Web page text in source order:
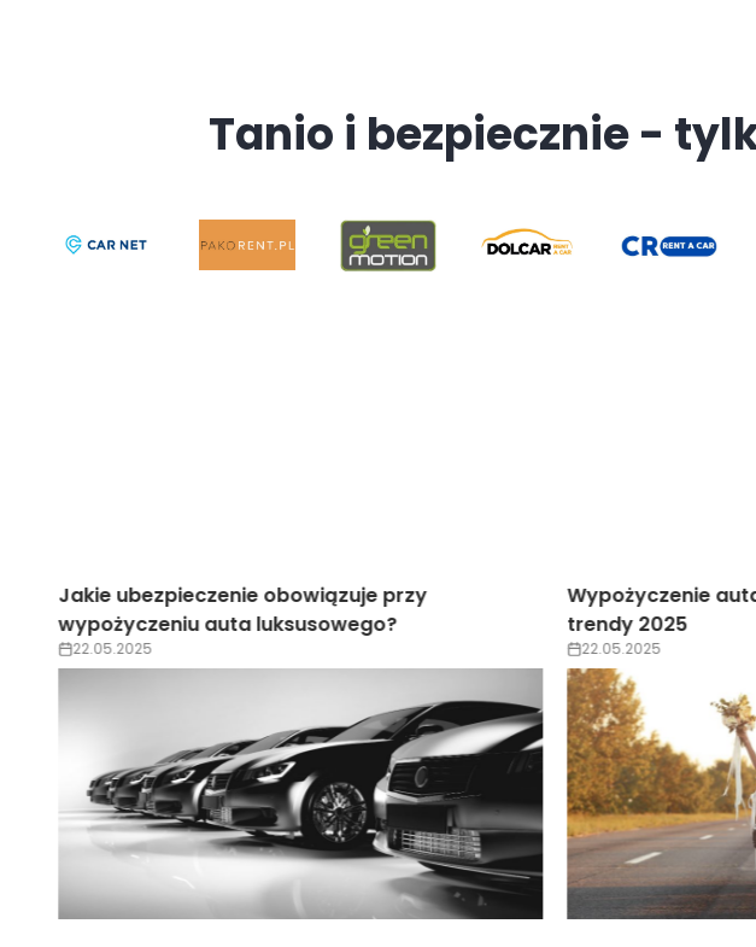
Tanio i bezpiecznie -
Wypożyczenie auta luksusowego na wesele –
trendy 2025
22.05.2025
Jak
po kroku?
22.05.2025